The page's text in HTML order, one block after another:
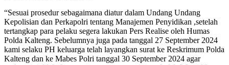
“Sesuai prosedur sebagaimana diatur dalam Undang Undang
Kepolisian dan Perkapolri tentang Manajemen Penyidikan ,setelah
tertangkap para pelaku segera lakukan Pers Realise oleh Humas
Polda Kalteng. Sebelumnya juga pada tanggal 27 September 2024
kami selaku PH keluarga telah layangkan surat ke Reskrimum Polda
Kalteng dan ke Mabes Polri tanggal 30 September 2024 agar